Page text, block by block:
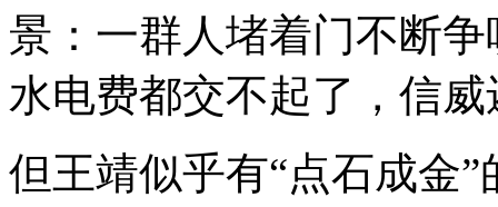
景：一群人堵着门不断
水电费都交不起了，信
但王靖似乎有“点石成金